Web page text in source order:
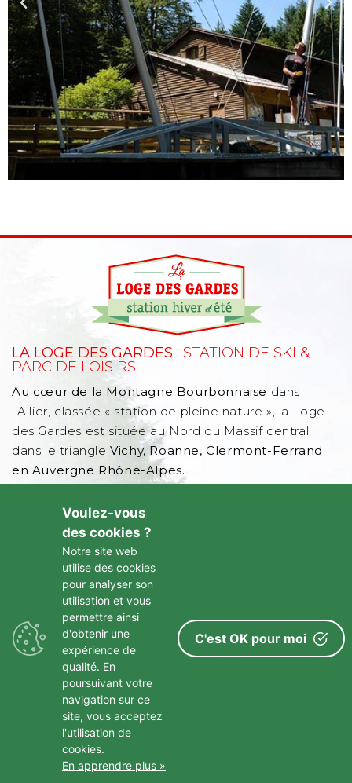
LA LOGE DES GARDES : STATION DE SKI &
PARC DE LOISIRS
Au cœur de la Montagne Bourbonnaise dans
l’Allier, classée « station de pleine nature », la Loge
des Gardes est située au Nord du Massif central
dans le triangle Vichy, Roanne, Clermont-Ferrand
en Auvergne Rhône-Alpes.
Rhône Alpes - FRANCE
À PROPOS
Restauration & autres
La presse en parle
Webcam
Politique de confidentialité
Voulez-vous
des cookies ?
Notre site web
utilise des cookies
pour analyser son
utilisation et vous
permettre ainsi
d'obtenir une
expérience de
qualité. En
poursuivant votre
navigation sur ce
site, vous acceptez
l'utilisation de
cookies.
En apprendre plus »
C'est OK pour moi